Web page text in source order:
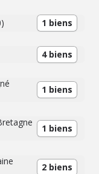
1 biens
4 biens
1 biens
1 biens
2 biens